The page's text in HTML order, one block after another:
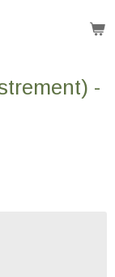
-